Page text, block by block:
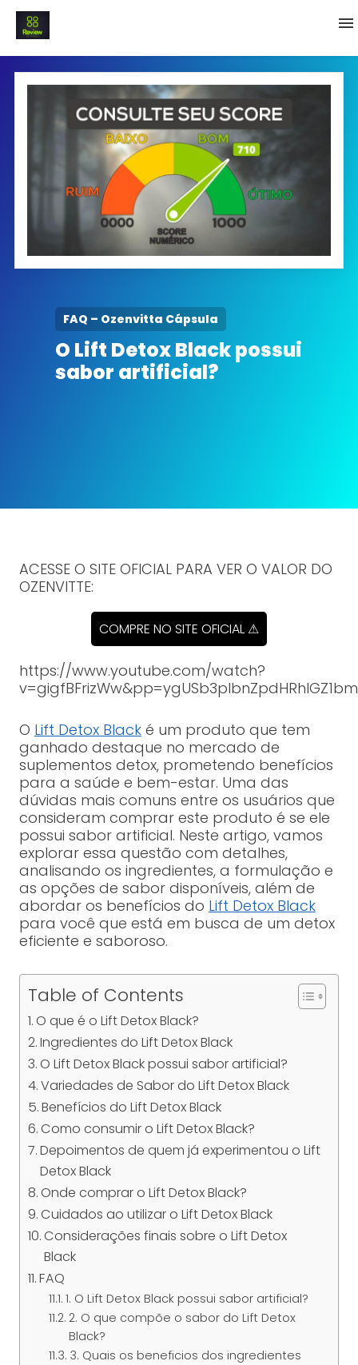
INICIO
Termo e Condições
Política Privacidade
SOBRE NÓS
FAQ – Ozenvitta Cápsula
O Lift Detox Black possui
sabor artificial?
ACESSE O SITE OFICIAL PARA VER O VALOR DO
OZENVITTE:
COMPRE NO SITE OFICIAL ⚠
https://www.youtube.com/watch?
O Lift Detox Blacké um produto que tem
ganhado destaque no mercado de
suplementos detox, prometendo benefícios
para a saúde e bem-estar. Uma das
dúvidas mais comuns entre os usuários que
consideram comprar este produto é se ele
possui sabor artificial. Neste artigo, vamos
explorar essa questão com detalhes,
analisando os ingredientes, a formulação e
as opções de sabor disponíveis, além de
abordar os benefícios do Lift Detox Black
para você que está em busca de um detox
eficiente e saboroso.
Table of Contents
O que é o Lift Detox Black?
Ingredientes do Lift Detox Black
O Lift Detox Black possui sabor artificial?
Variedades de Sabor do Lift Detox Black
Benefícios do Lift Detox Black
Como consumir o Lift Detox Black?
Depoimentos de quem já experimentou o Lift
Detox Black
Onde comprar o Lift Detox Black?
Cuidados ao utilizar o Lift Detox Black
Considerações finais sobre o Lift Detox
Black
FAQ
1. O Lift Detox Black possui sabor artificial?
2. O que compõe o sabor do Lift Detox
Black?
3. Quais os beneficios dos ingredientes